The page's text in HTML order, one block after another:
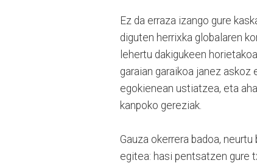
Ez da erraza izango gure
diguten herrixka globalaren
lehertu dakigukeen
garaian garaikoa janez askoz
egokienean ustiatzea, eta
kanpoko gereziak.
Gauza okerrera badoa,
egitea: hasi pentsatzen gure